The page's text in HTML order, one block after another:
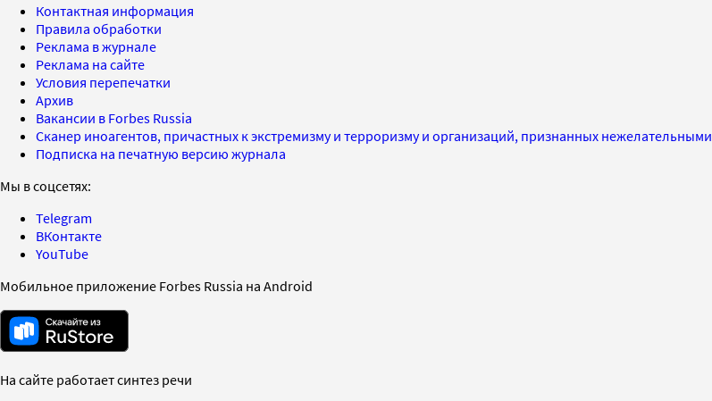
Контактная информация
Правила обработки
Реклама в журнале
Реклама на сайте
Условия перепечатки
Архив
Вакансии в Forbes Russia
Сканер иноагентов, причастных к экстремизму и терроризму и организаций, признанных нежелательными
Подписка на печатную версию журнала
Мы в соцсетях:
Telegram
ВКонтакте
YouTube
Мобильное приложение Forbes Russia на Android
На сайте работает синтез речи